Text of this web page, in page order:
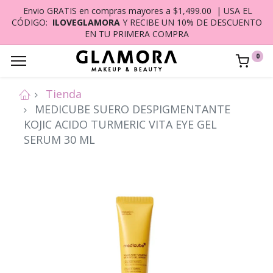
Envio GRATIS en compras mayores a $1,499.00 | USA EL
CÓDIGO: ILOVEGLAMORA Y RECIBE UN 10% DE DESCUENTO
EN TU PRIMERA COMPRA
0
Tienda
MEDICUBE SUERO DESPIGMENTANTE
KOJIC ACIDO TURMERIC VITA EYE GEL
SERUM 30 ML